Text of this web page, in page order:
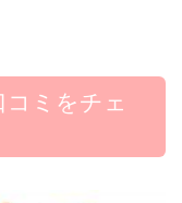
ミをチェ